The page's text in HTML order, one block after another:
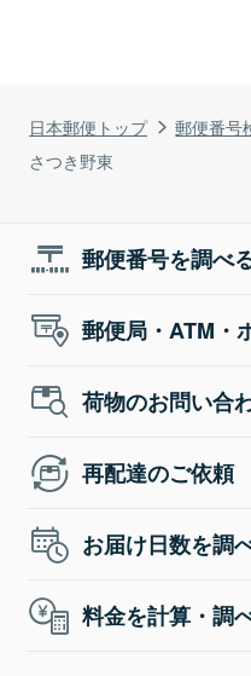
日本郵便トップ 郵便番号
さつき野東
郵便番号を調べ
郵便局・ATM・
荷物のお問い合
再配達のご依頼
お届け日数を調
料金を計算・調